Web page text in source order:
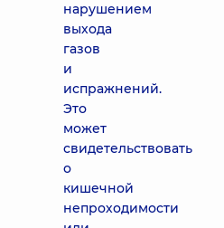
нарушением
выхода
газов
и
испражнений.
Это
может
свидетельствовать
о
кишечной
непроходимости